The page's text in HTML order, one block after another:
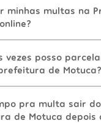
minhas multas na
vezes posso
de Motuca?
pra multa sair
de Motuca depois